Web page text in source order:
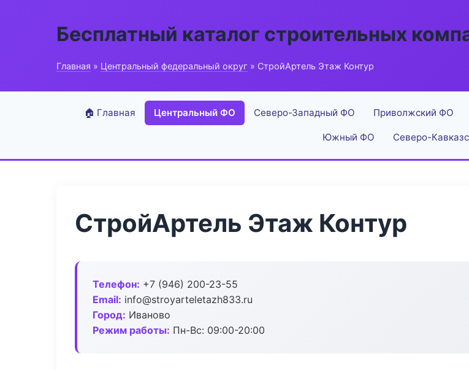
Бесплатный каталог строительных
Главная » Центральный федеральный округ » СтройАртель Этаж Контур
🏠 Главная Центральный ФО Северо-Западный ФО Приволжский ФО
Южный ФО Северо-
СтройАртель Этаж Контур
Телефон: +7 (946) 200-23-55
Email: info@stroyarteletazh833.ru
Город: Иваново
Режим работы: Пн-Вс: 09:00-20:00